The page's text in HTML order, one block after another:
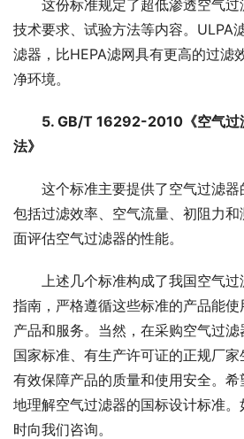
这份标准规定了超低渗透空气过
技术要求、试验方法等内容。ULPA
滤器，比HEPA滤网具有更高的过滤
净环境。
5. GB/T 16292-2010《空气过
法》
这个标准主要提供了空气过滤器
包括过滤效率、空气流量、初阻力
面评估空气过滤器的性能。
上述几个标准构成了我国空气
指南，严格遵循这些标准的产品能
产品和服务。当然，在采购空气过
国家标准、有生产许可证的正规厂
有效保障产品的质量和使用安全。
地理解空气过滤器的国标设计标准
时向我们咨询。